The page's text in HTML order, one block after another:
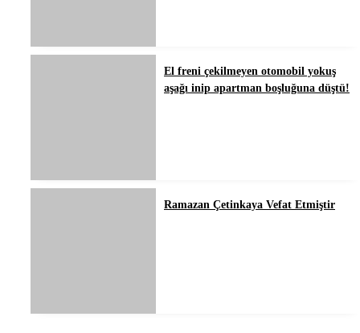
El freni çekilmeyen otomobil yokuş
aşağı inip apartman boşluğuna düştü!
Ramazan Çetinkaya Vefat Etmiştir